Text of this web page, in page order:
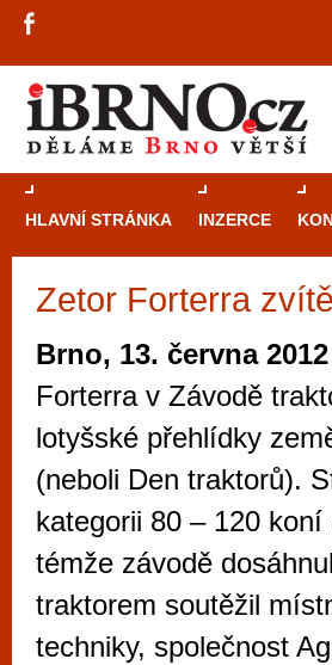
HLAVNÍ STRÁNKA INZERCE
Zetor Forterra
Brno, 13. června 2012
Forterra v Závodě
lotyšské přehlídky
(neboli Den traktorů).
kategorii 80 – 120
témže závodě
traktorem soutěžil
techniky, společnost
Mimo jiné je ale také
vyzkoušet různé
metropoli naleznete
po moderní automaty
příležitostné hráče. V...